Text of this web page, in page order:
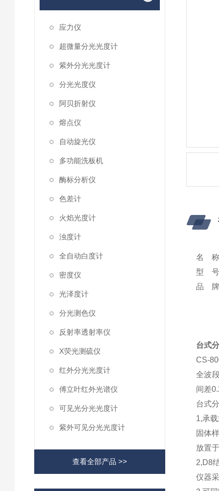
应力仪
超微量分光光度计
紫外分光光度计
分光光度仪
阿贝折射仪
熔点仪
自动旋光仪
多功能洗板机
酶标分析仪
色差计
火焰光度计
浊度计
全自动白度计
密度仪
光泽度计
分光测色仪
反射率透射率仪
X荧光测硫仪
红外分光光度计
傅立叶红外光谱仪
可见光分光光度计
紫外可见分光光度计
查看全部产品 >>
名 称
型 号
品 牌
台式
CS-
全波
间差
台式
1,承
固体
放置
2,D8
仪器